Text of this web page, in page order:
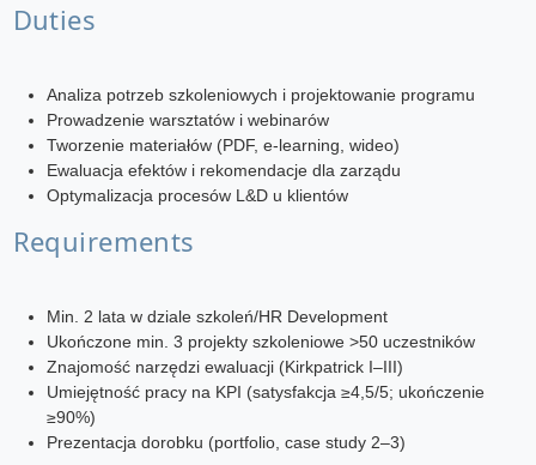
Duties
Analiza potrzeb szkoleniowych i projektowanie programu
Prowadzenie warsztatów i webinarów
Tworzenie materiałów (PDF, e-learning, wideo)
Ewaluacja efektów i rekomendacje dla zarządu
Optymalizacja procesów L&D u klientów
Requirements
Min. 2 lata w dziale szkoleń/HR Development
Ukończone min. 3 projekty szkoleniowe >50 uczestników
Znajomość narzędzi ewaluacji (Kirkpatrick I–III)
Umiejętność pracy na KPI (satysfakcja ≥4,5/5; ukończenie
≥90%)
Prezentacja dorobku (portfolio, case study 2–3)